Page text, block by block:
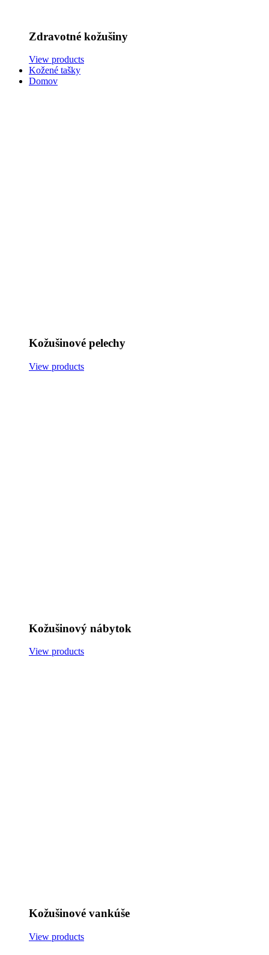
Zdravotné kožušiny
View products
Kožené tašky
Domov
Kožušinové pelechy
View products
Kožušinový nábytok
View products
Kožušinové vankúše
View products